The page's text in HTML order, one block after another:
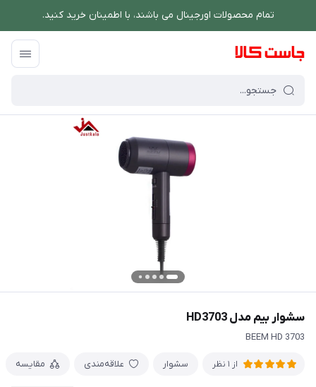
تمام محصولات اورجینال می باشند، با اطمینان خرید کنید.
فروشگاه اینترنتی جاست کالا
سشوار بیم مدل HD3703
BEEM HD 3703
از 1 نظر سشوار علاقه‌مندی مقایسه